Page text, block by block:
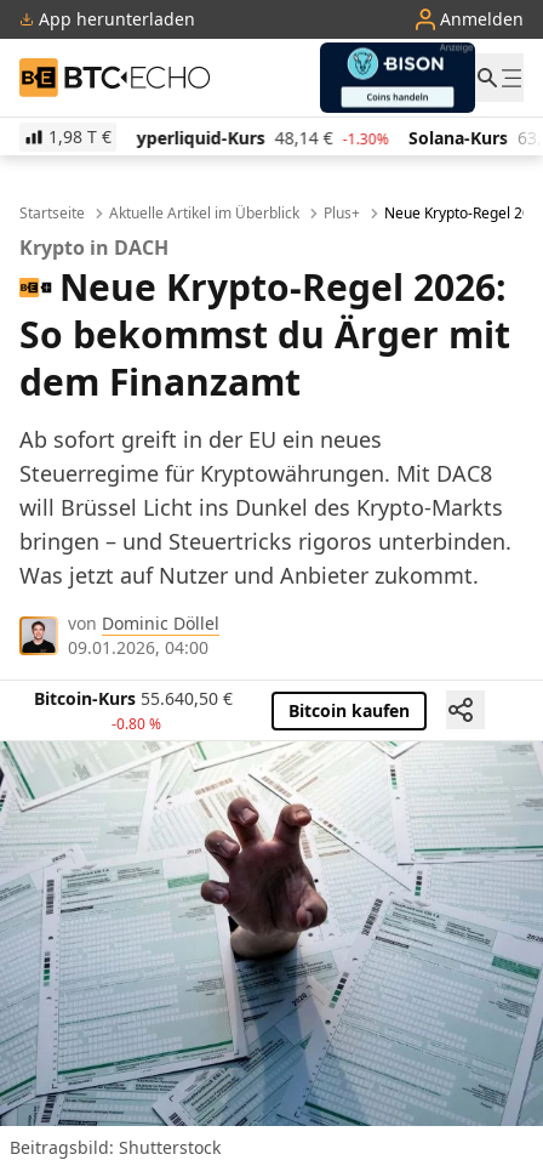
App herunterladen Anmelden
BTC-ECHO
1,98 T €
Kurs 48,14 € -1.30% Solana-Kurs 63,08 € -1.80% TRON-
Startseite Aktuelle Artikel im Überblick Plus+ Neue Krypto-Regel
Krypto in DACH
Neue Krypto-Regel 2026:
So bekommst du Ärger mit
dem Finanzamt
Ab sofort greift in der EU ein neues
Steuerregime für Kryptowährungen. Mit DAC8
will Brüssel Licht ins Dunkel des Krypto-Markts
bringen – und Steuertricks rigoros unterbinden.
Was jetzt auf Nutzer und Anbieter zukommt.
von Dominic Döllel
09.01.2026, 04:00
Bitcoin-Kurs 55.640,50 €
-0.80 %
Bitcoin kaufen
Beitragsbild: Shutterstock